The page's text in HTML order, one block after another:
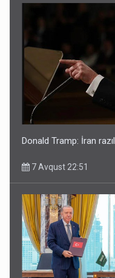
Donald Tramp: İran
7 Avqust 22:51